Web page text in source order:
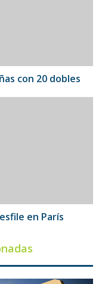
con 20 dobles
en París